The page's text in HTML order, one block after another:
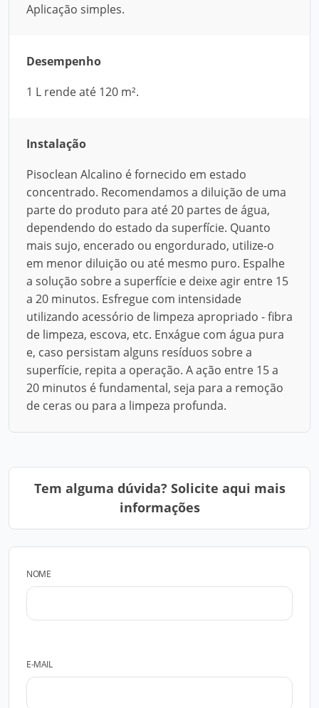
Aplicação simples.
Desempenho
1 L rende até 120 m².
Instalação
Pisoclean Alcalino é fornecido em estado
concentrado. Recomendamos a diluição de uma
parte do produto para até 20 partes de água,
dependendo do estado da superfície. Quanto
mais sujo, encerado ou engordurado, utilize-o
em menor diluição ou até mesmo puro. Espalhe
a solução sobre a superfície e deixe agir entre 15
a 20 minutos. Esfregue com intensidade
utilizando acessório de limpeza apropriado - fibra
de limpeza, escova, etc. Enxágue com água pura
e, caso persistam alguns resíduos sobre a
superfície, repita a operação. A ação entre 15 a
20 minutos é fundamental, seja para a remoção
de ceras ou para a limpeza profunda.
Tem alguma dúvida? Solicite aqui mais
informações
NOME
E-MAIL